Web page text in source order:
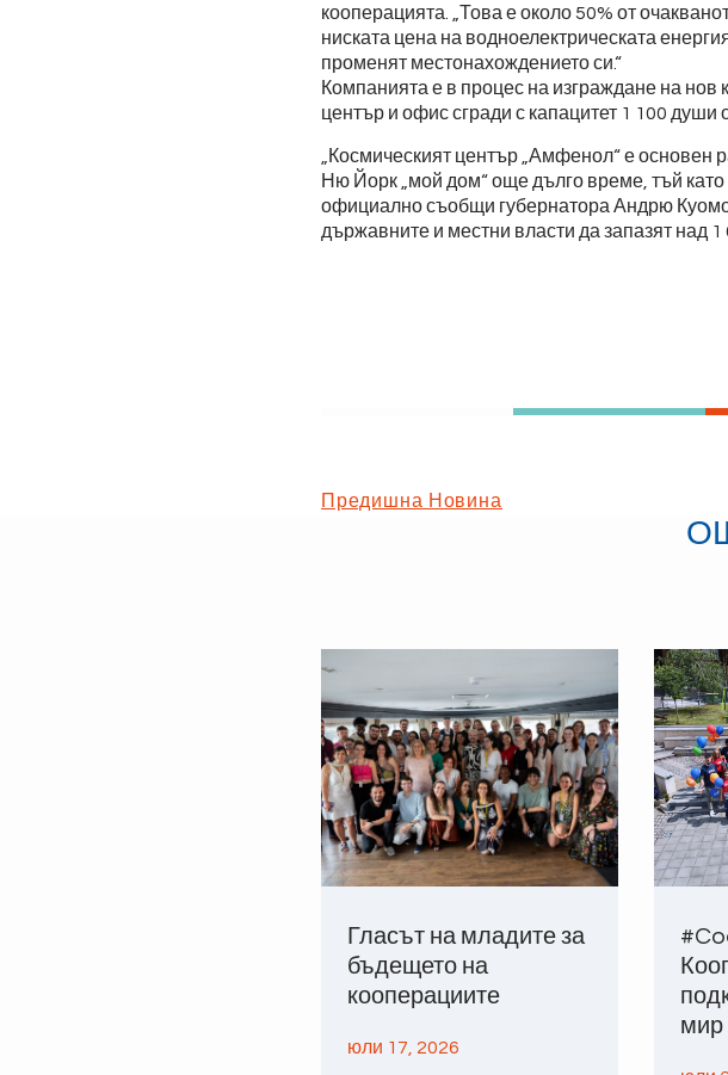
кооперацията. „Това е около 50% от
ниската цена на водноелектрическата
променят местонахождението си.“
Компанията е в процес на изграждане на
център и офис сгради с капацитет 1 100
„Космическият център „Амфенол“ е
Ню Йорк „мой дом“ още дълго време, тъй като
официално съобщи губернатора Андрю
държавните и местни власти да запазят над
Предишна Новина
Гласът на младите за
бъдещето на
кооперациите
юли 17, 2026
мир